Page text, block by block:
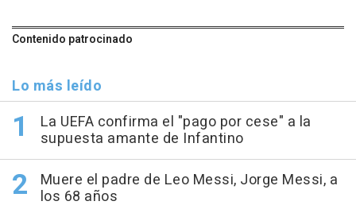
Contenido patrocinado
Lo más leído
La UEFA confirma el "pago por cese" a la
supuesta amante de Infantino
Muere el padre de Leo Messi, Jorge Messi, a
los 68 años